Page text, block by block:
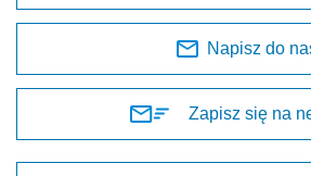
Napisz do
Zapisz się na